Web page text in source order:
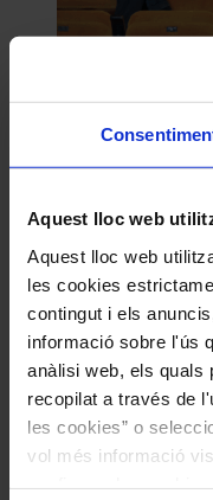
Aquest lloc web
Aquest lloc web
les cookies
contingut i els
informació sobre l'ús
anàlisi web, els quals
recopilat a través de
les cookies” o
vol més informació